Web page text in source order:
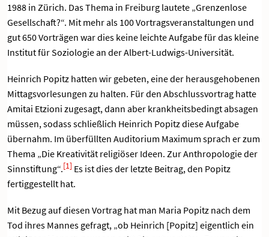
1988 in Zürich. Das Thema in Freiburg lautete „Grenzenlose
Gesellschaft?“. Mit mehr als 100 Vortragsveranstaltungen und
gut 650 Vorträgen war dies keine leichte Aufgabe für das kleine
Institut für Soziologie an der Albert-Ludwigs-Universität.
Heinrich Popitz hatten wir gebeten, eine der herausgehobenen
Mittagsvorlesungen zu halten. Für den Abschlussvortrag hatte
Amitai Etzioni zugesagt, dann aber krankheitsbedingt absagen
müssen, sodass schließlich Heinrich Popitz diese Aufgabe
übernahm. Im überfüllten Auditorium Maximum sprach er zum
Thema „Die Kreativität religiöser Ideen. Zur Anthropologie der
Sinnstiftung“.[1] Es ist dies der letzte Beitrag, den Popitz
fertiggestellt hat.
Mit Bezug auf diesen Vortrag hat man Maria Popitz nach dem
Tod ihres Mannes gefragt, „ob Heinrich [Popitz] eigentlich ein